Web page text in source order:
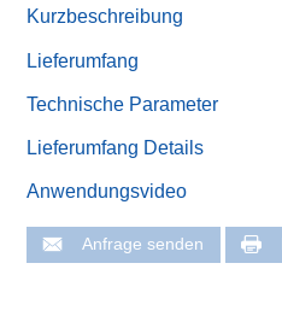
Kurzbeschreibung
Lieferumfang
Technische Parameter
Lieferumfang Details
Anwendungsvideo
Anfrage senden